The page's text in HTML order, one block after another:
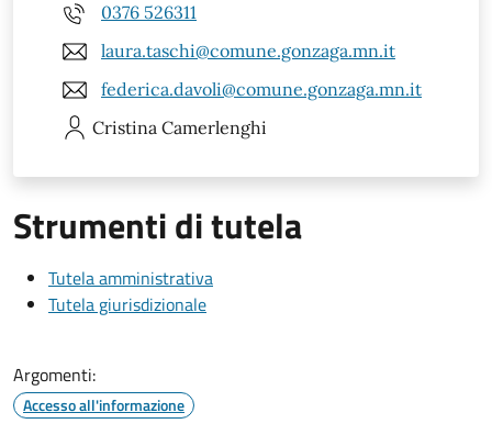
0376 526311
laura.taschi@comune.gonzaga.mn.it
federica.davoli@comune.gonzaga.mn.it
Cristina Camerlenghi
Strumenti di tutela
Tutela amministrativa
Tutela giurisdizionale
Argomenti:
Accesso all'informazione